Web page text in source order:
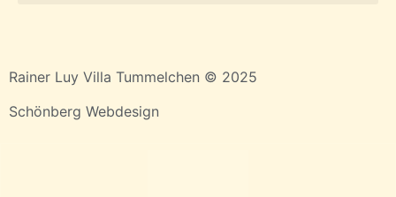
Rainer Luy Villa Tummelchen © 2025
Schönberg Webdesign